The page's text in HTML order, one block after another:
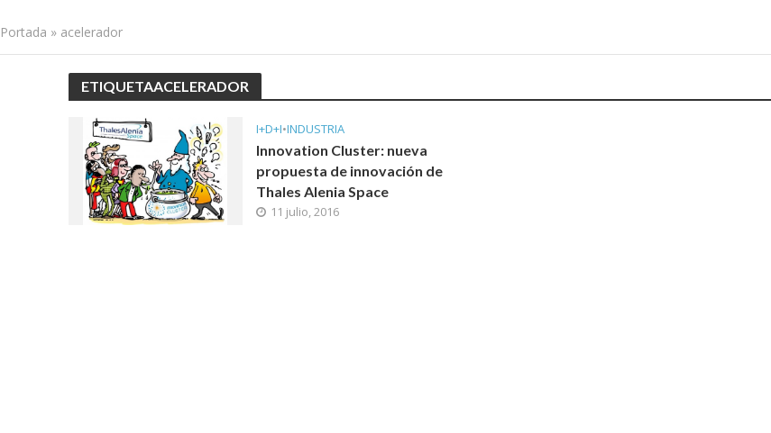
Portada » acelerador
ETIQUETAACELERADOR
I+D+I•INDUSTRIA
Innovation Cluster: nueva
propuesta de innovación de
Thales Alenia Space
11 julio, 2016